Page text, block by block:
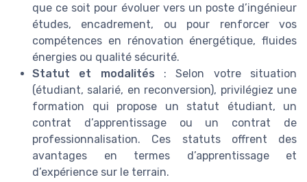
que ce soit pour évoluer vers un poste d’ingénieur
études, encadrement, ou pour renforcer vos
compétences en rénovation énergétique, fluides
énergies ou qualité sécurité.
Statut et modalités : Selon votre situation
(étudiant, salarié, en reconversion), privilégiez une
formation qui propose un statut étudiant, un
contrat d’apprentissage ou un contrat de
professionnalisation. Ces statuts offrent des
avantages en termes d’apprentissage et
d’expérience sur le terrain.